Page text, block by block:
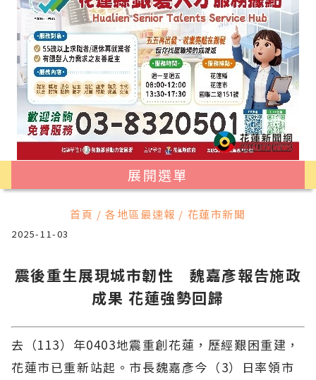
展開選單
首頁 / 各地區最速報 / 花蓮市新聞
2025-11-03
震後重生展現城市韌性 魏嘉彥報告施政
成果 花蓮強勢回歸
去（113）年0403地震重創花蓮，歷經艱困重建，
花蓮市已重新站起。市長魏嘉彥今（3）日率領市